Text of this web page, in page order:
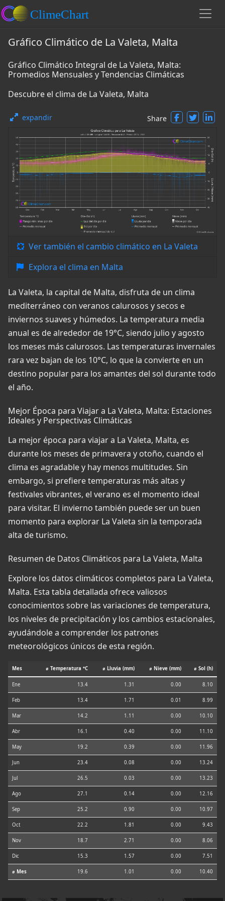
Gráfico Climático de La Valeta, Malta
Gráfico Climático Integral de La Valeta, Malta:
Promedios Mensuales y Tendencias Climáticas
Descubre el clima de La Valeta, Malta
expandir Share
Ver también el cambio climático en La Valeta
Explora el clima en Malta
La Valeta, la capital de Malta, disfruta de un clima
mediterráneo con veranos calurosos y secos e
inviernos suaves y húmedos. La temperatura media
anual es de alrededor de 19°C, siendo julio y agosto
los meses más calurosos. Las temperaturas invernales
rara vez bajan de los 10°C, lo que la convierte en un
destino popular para los amantes del sol durante todo
el año.
Mejor Época para Viajar a La Valeta, Malta: Estaciones
Ideales y Perspectivas Climáticas
La mejor época para viajar a La Valeta, Malta, es
durante los meses de primavera y otoño, cuando el
clima es agradable y hay menos multitudes. Sin
embargo, si prefiere temperaturas más altas y
festivales vibrantes, el verano es el momento ideal
para visitar. El invierno también puede ser un buen
momento para explorar La Valeta sin la temporada
alta de turismo.
Resumen de Datos Climáticos para La Valeta, Malta
Explore los datos climáticos completos para La Valeta,
Malta. Esta tabla detallada ofrece valiosos
conocimientos sobre las variaciones de temperatura,
los niveles de precipitación y los cambios estacionales,
ayudándole a comprender los patrones
meteorológicos únicos de esta región.
Mes ⌀ Temperatura °C ⌀ Lluvia (mm) ⌀ Nieve (mm) ⌀ Sol (h)
Ene 13.4 1.31 0.00 8.10
Feb 13.4 1.71 0.01 8.99
Mar 14.2 1.11 0.00 10.10
Abr 16.1 0.40 0.00 11.10
May 19.2 0.39 0.00 11.96
Jun 23.4 0.08 0.00 13.24
Jul 26.5 0.03 0.00 13.23
Ago 27.1 0.14 0.00 12.16
Sep 25.2 0.90 0.00 10.97
Oct 22.2 1.81 0.00 9.43
Nov 18.7 2.71 0.00 8.06
Dic 15.3 1.57 0.00 7.51
⌀ Mes 19.6 1.01 0.00 10.40